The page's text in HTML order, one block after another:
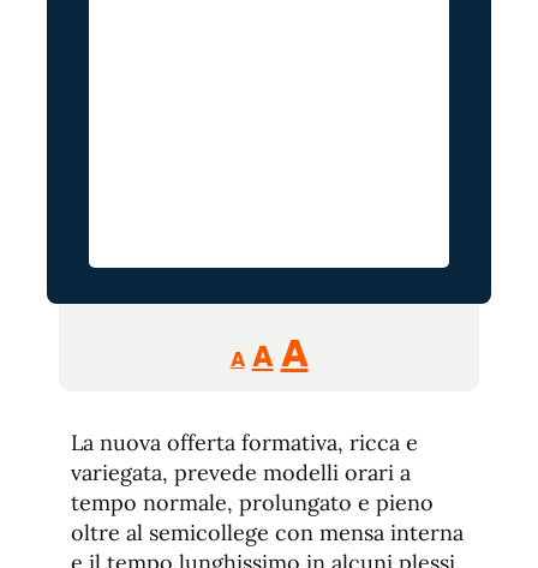
A
Reducir
tamaño
A Restablecer
de
fuente
AAumentar
de
fuente.
La nuova offerta formativa, ricca e
variegata, prevede modelli orari a
tempo normale, prolungato e pieno
oltre al semicollege con mensa interna